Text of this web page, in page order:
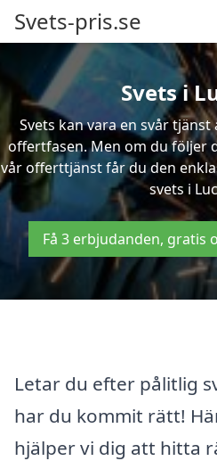
Svets-pris.se
Svets i
Svets kan vara en svår
offertfasen. Men om du följer
vår offerttjänst får du den
svets i
Få 3 erbjudanden, gratis
Letar du efter pålitlig
har du kommit rätt!
hjälper vi dig att hitta